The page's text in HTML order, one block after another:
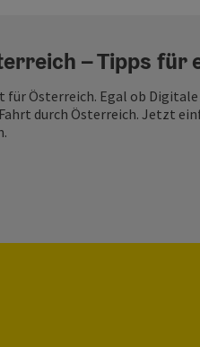
– Tipps
für Österreich. Egal ob
durch Österreich. Jetzt